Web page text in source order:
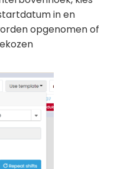
in en
opgenomen of